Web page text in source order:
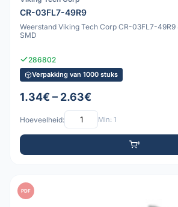
CR-03FL7-49R9
Weerstand Viking Tech Corp CR-03FL7-49R9
SMD
286802
Verpakking van 1000 stuks
1.34€ – 2.63€
Hoeveelheid: Min: 1
PDF